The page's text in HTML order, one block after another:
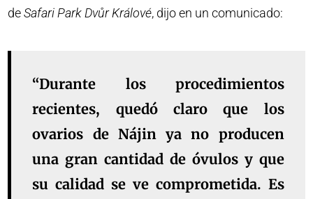
deSafari Park Dvůr Králové, dijo en un comunicado:
“Durante los procedimientos
recientes, quedó claro que los
ovarios de Nájin ya no producen
una gran cantidad de óvulos y que
su calidad se ve comprometida. Es